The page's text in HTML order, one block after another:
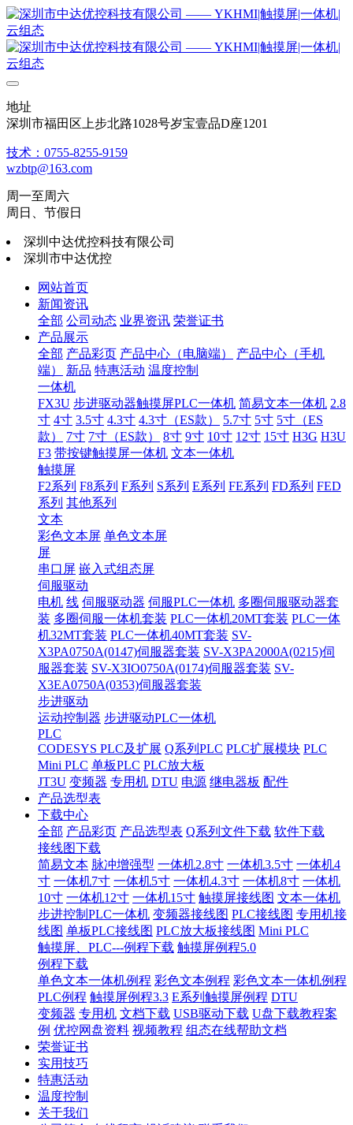
地址
深圳市福田区上步北路1028号岁宝壹品D座1201
技术：0755-8255-9159
wzbtp@163.com
周一至周六
周日、节假日
深圳中达优控科技有限公司
深圳市中达优控
网站首页
新闻资讯
全部 公司动态 业界资讯 荣誉证书
产品展示
全部 产品彩页 产品中心（电脑端）
产品中心（手机
端）
新品 特惠活动 温度控制
一体机
FX3U 步进驱动器触摸屏PLC一体机 简易文本一体机 2.8
寸 4寸 3.5寸 4.3寸 4.3寸（ES款） 5.7寸 5寸 5寸（ES
款）
7寸 7寸（ES款） 8寸 9寸 10寸 12寸 15寸 H3G H3U
F3 带按键触摸屏一体机 文本一体机
触摸屏
F2系列 F8系列 F系列 S系列 E系列 FE系列 FD系列 FED
系列 其他系列
文本
彩色文本屏 单色文本屏
屏
串口屏 嵌入式组态屏
伺服驱动
电机 线 伺服驱动器 伺服PLC一体机 多圈伺服驱动器套
装 多圈伺服一体机套装 PLC一体机20MT套装 PLC一体
机32MT套装 PLC一体机40MT套装 SV-
X3PA0750A(0147)伺服器套装 SV-X3PA2000A(0215)伺
服器套装 SV-X3IO0750A(0174)伺服器套装 SV-
X3EA0750A(0353)伺服器套装
步进驱动
运动控制器 步进驱动PLC一体机
PLC
CODESYS PLC及扩展 Q系列PLC PLC扩展模块 PLC
Mini PLC 单板PLC PLC放大板
JT3U 变频器 专用机 DTU 电源 继电器板 配件
产品选型表
下载中心
全部 产品彩页 产品选型表 Q系列文件下载 软件下载
接线图下载
简易文本 脉冲增强型 一体机2.8寸 一体机3.5寸 一体机4
寸 一体机7寸 一体机5寸 一体机4.3寸 一体机8寸 一体机
10寸 一体机12寸 一体机15寸 触摸屏接线图 文本一体机
步进控制PLC一体机 变频器接线图 PLC接线图 专用机接
线图 单板PLC接线图 PLC放大板接线图 Mini PLC
触摸屏、PLC---例程下载 触摸屏例程5.0
例程下载
单色文本一体机例程 彩色文本例程 彩色文本一体机例程
PLC例程 触摸屏例程3.3 E系列触摸屏例程 DTU
变频器 专用机 文档下载 USB驱动下载 U盘下载教程案
例 优控网盘资料 视频教程 组态在线帮助文档
荣誉证书
实用技巧
特惠活动
温度控制
关于我们